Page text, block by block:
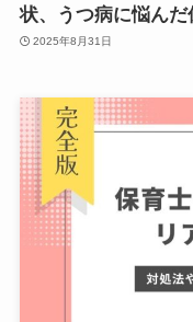
状、うつ病に悩ん
2025年8月31日